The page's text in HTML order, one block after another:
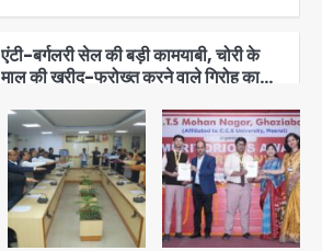
एंटी-बर्गलरी सेल की बड़ी कामयाबी, चोरी के
माल की खरीद-फरोख्त करने वाले गिरोह का
Team JHJ
Atiq Ahmed : अबान के जनाजे में उमड़ी
भीड़, तोड़ी बैरिकेडिंग; लखनऊ जेल से लखनऊ
पहुंचा उमर
jai hind janab